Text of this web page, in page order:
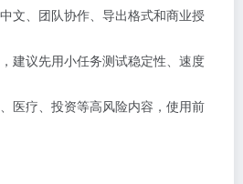
文、团队协作、导出格式和商业授
建议先用小任务测试稳定性、速度
医疗、投资等高风险内容，使用前